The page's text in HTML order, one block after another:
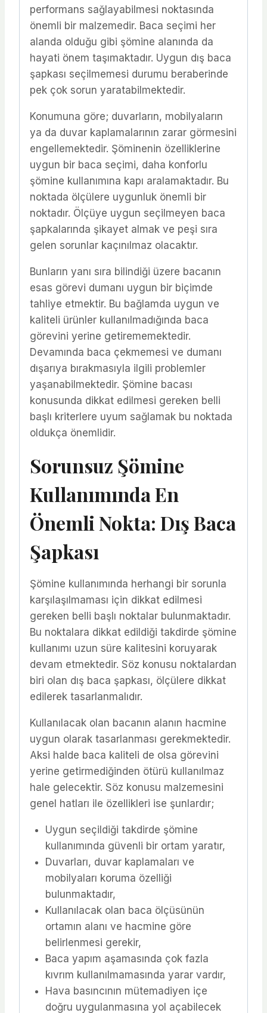
performans sağlayabilmesi noktasında
önemli bir malzemedir. Baca seçimi her
alanda olduğu gibi şömine alanında da
hayati önem taşımaktadır. Uygun dış baca
şapkası seçilmemesi durumu beraberinde
pek çok sorun yaratabilmektedir.
Konumuna göre; duvarların, mobilyaların
ya da duvar kaplamalarının zarar görmesini
engellemektedir. Şöminenin özelliklerine
uygun bir baca seçimi, daha konforlu
şömine kullanımına kapı aralamaktadır. Bu
noktada ölçülere uygunluk önemli bir
noktadır. Ölçüye uygun seçilmeyen baca
şapkalarında şikayet almak ve peşi sıra
gelen sorunlar kaçınılmaz olacaktır.
Bunların yanı sıra bilindiği üzere bacanın
esas görevi dumanı uygun bir biçimde
tahliye etmektir. Bu bağlamda uygun ve
kaliteli ürünler kullanılmadığında baca
görevini yerine getirememektedir.
Devamında baca çekmemesi ve dumanı
dışarıya bırakmasıyla ilgili problemler
yaşanabilmektedir. Şömine bacası
konusunda dikkat edilmesi gereken belli
başlı kriterlere uyum sağlamak bu noktada
oldukça önemlidir.
Sorunsuz Şömine
Kullanımında En
Önemli Nokta: Dış Baca
Şapkası
Şömine kullanımında herhangi bir sorunla
karşılaşılmaması için dikkat edilmesi
gereken belli başlı noktalar bulunmaktadır.
Bu noktalara dikkat edildiği takdirde şömine
kullanımı uzun süre kalitesini koruyarak
devam etmektedir. Söz konusu noktalardan
biri olan dış baca şapkası, ölçülere dikkat
edilerek tasarlanmalıdır.
Kullanılacak olan bacanın alanın hacmine
uygun olarak tasarlanması gerekmektedir.
Aksi halde baca kaliteli de olsa görevini
yerine getirmediğinden ötürü kullanılmaz
hale gelecektir. Söz konusu malzemesini
genel hatları ile özellikleri ise şunlardır;
Uygun seçildiği takdirde şömine
kullanımında güvenli bir ortam yaratır,
Duvarları, duvar kaplamaları ve
mobilyaları koruma özelliği
bulunmaktadır,
Kullanılacak olan baca ölçüsünün
ortamın alanı ve hacmine göre
belirlenmesi gerekir,
Baca yapım aşamasında çok fazla
kıvrım kullanılmamasında yarar vardır,
Hava basıncının mütemadiyen içe
doğru uygulanmasına yol açabilecek